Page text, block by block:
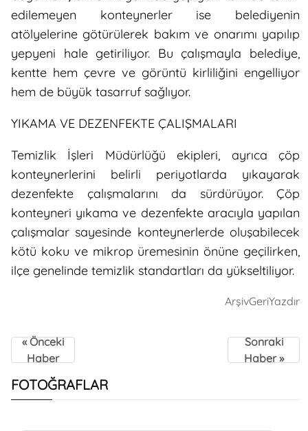
edilemeyen konteynerler ise belediyenin
atölyelerine götürülerek bakım ve onarımı yapılıp
yepyeni hale getiriliyor. Bu çalışmayla belediye,
kentte hem çevre ve görüntü kirliliğini engelliyor
hem de büyük tasarruf sağlıyor.
YIKAMA VE DEZENFEKTE ÇALIŞMALARI
Temizlik İşleri Müdürlüğü ekipleri, ayrıca çöp
konteynerlerini belirli periyotlarda yıkayarak
dezenfekte çalışmalarını da sürdürüyor. Çöp
konteyneri yıkama ve dezenfekte aracıyla yapılan
çalışmalar sayesinde konteynerlerde oluşabilecek
kötü koku ve mikrop üremesinin önüne geçilirken,
ilçe genelinde temizlik standartları da yükseltiliyor.
ArşivGeriYazdır
« Önceki
Haber
Sonraki
Haber »
FOTOĞRAFLAR